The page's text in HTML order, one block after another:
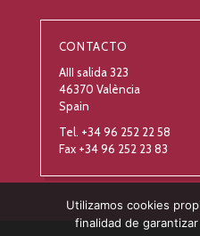
CONTACTO
AIII salida 323
46370 València
Spain
Tel. +34 96 252 22 58
Fax +34 96 252 23 83
Utilizamos cookies
finalidad de